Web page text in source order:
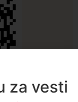
za vesti